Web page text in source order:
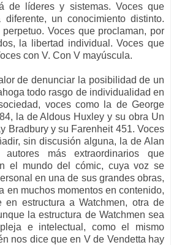
de líderes y sistemas. Voces que
un conocimiento distinto.
Voces que proclaman, por
la libertad individual. Voces que
con V. Con V mayúscula.
de denunciar la posibilidad de un
todo rasgo de individualidad en
voces como la de George
la de Aldous Huxley y su obra Un
Bradbury y su Farenheit 451. Voces
sin discusión alguna, la de Alan
más extraordinarios que
el mundo del cómic, cuya voz se
en una de sus grandes obras,
en muchos momentos en contenido,
en estructura a Watchmen, otra de
la estructura de Watchmen sea
e intelectual, como el mismo
nos dice que en V de Vendetta hay